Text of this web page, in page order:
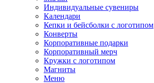
Индивидуальные сувениры
Календари
Кепки и бейсболки с логотипом
Конверты
Корпоративные подарки
Корпоративный мерч
Кружки с логотипом
Магниты
Меню